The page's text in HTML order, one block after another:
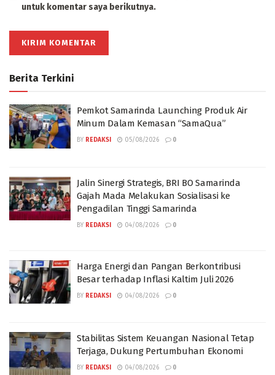
untuk komentar saya berikutnya.
Berita Terkini
Pemkot Samarinda Launching Produk Air
Minum Dalam Kemasan “SamaQua”
BY REDAKSI 05/08/2026 0
Jalin Sinergi Strategis, BRI BO Samarinda
Gajah Mada Melakukan Sosialisasi ke
Pengadilan Tinggi Samarinda
BY REDAKSI 04/08/2026 0
Harga Energi dan Pangan Berkontribusi
Besar terhadap Inflasi Kaltim Juli 2026
BY REDAKSI 04/08/2026 0
Stabilitas Sistem Keuangan Nasional Tetap
Terjaga, Dukung Pertumbuhan Ekonomi
BY REDAKSI 04/08/2026 0